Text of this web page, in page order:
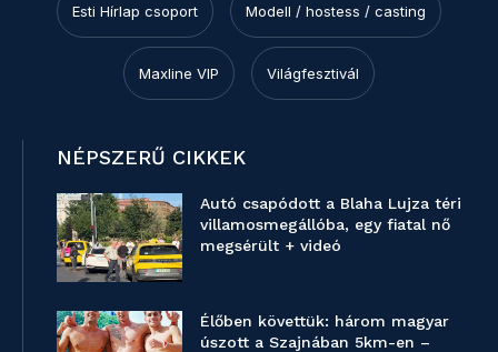
Esti Hírlap csoport Modell / hostess / casting
Maxline VIP Világfesztivál
NÉPSZERŰ CIKKEK
Autó csapódott a Blaha Lujza téri
villamosmegállóba, egy fiatal nő
megsérült + videó
Élőben követtük: három magyar
úszott a Szajnában 5km-en –